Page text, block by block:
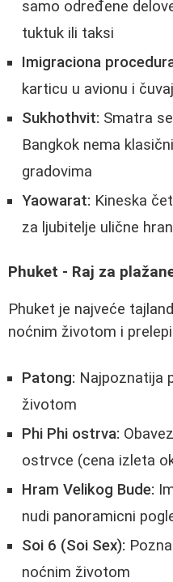
samo određene
tuktuk ili taksi
Imigraciona
karticu u avionu i
Sukhothvit: Smatra
Bangkok nema
gradovima
Yaowarat: Kineska
za ljubitelje ulične
Phuket - Raj za
Phuket je najveće
noćnim životom i
Patong: Najpoznatija
životom
Phi Phi ostrva:
ostrvce (cena izleta
Hram Velikog Bude:
nudi panoramicni
Soi 6 (Soi Sex):
noćnim životom